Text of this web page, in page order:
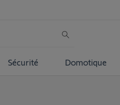
Sécurité Domotique